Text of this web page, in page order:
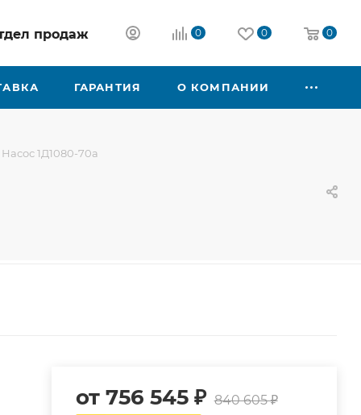
продаж 0 0 0
ГАРАНТИЯ О КОМПАНИИ
Насос 1Д1080-70а
от 756 545 ₽ 840 605 ₽